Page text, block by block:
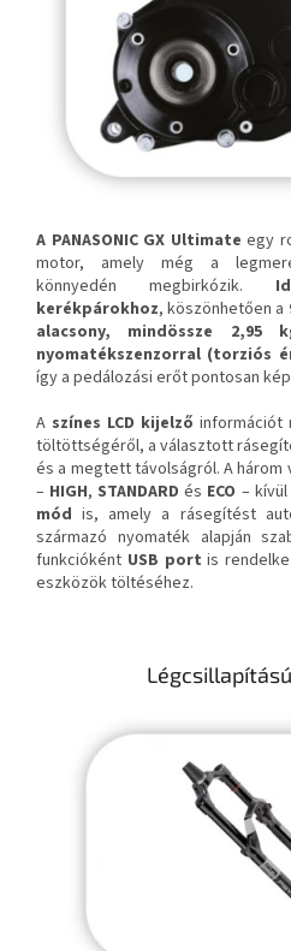
A PANASONIC GX Ultimate egy
motor, amely még a
könnyedén megbirkózik.
kerékpárokhoz, köszönhetően a
alacsony, mindössze 2,95
nyomatékszenzorral (torziós
így a pedálozási erőt pontosan
A színes LCD kijelző információt
töltöttségéről, a választott
és a megtett távolságról. A
– HIGH,STANDARD és ECO –
mód is, amely a rásegítést
származó nyomaték alapján
funkcióként USB port is
eszközök töltéséhez.